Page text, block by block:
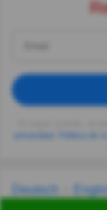
Deutsch